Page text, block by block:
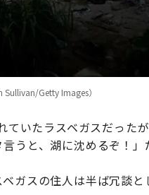
Getty Images）
いたラスベガスだった
うと、湖に沈めるぞ！」
ガスの住人は半ば冗談